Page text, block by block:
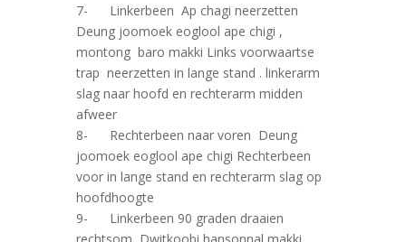
7- Linkerbeen Ap chagi neerzetten
Deung joomoek eoglool ape chigi ,
montong baro makki Links voorwaartse
trap neerzetten in lange stand . linkerarm
slag naar hoofd en rechterarm midden
afweer
8- Rechterbeen naar voren Deung
joomoek eoglool ape chigi Rechterbeen
voor in lange stand en rechterarm slag op
hoofdhoogte
9- Linkerbeen 90 graden draaien